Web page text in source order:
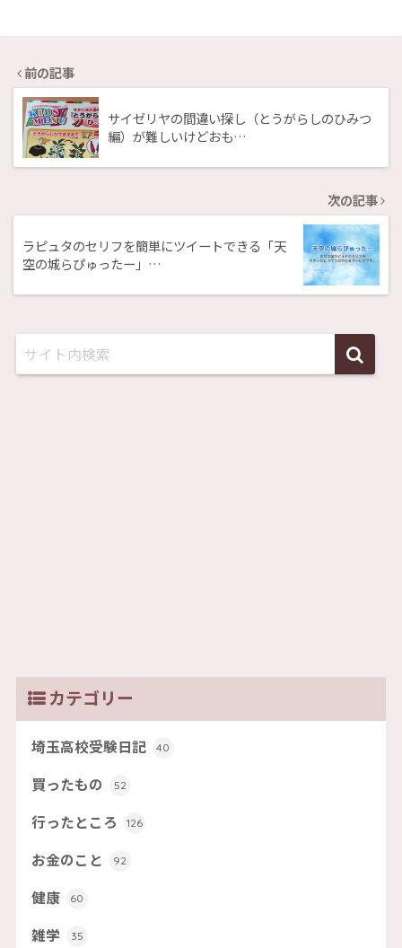
前の記事
サイゼリヤの間違い探し（とうがらしのひみつ
編）が難しいけどおも…
次の記事
ラピュタのセリフを簡単にツイートできる「天
空の城らぴゅったー」…
カテゴリー
埼玉高校受験日記 40
買ったもの 52
行ったところ 126
お金のこと 92
健康 60
雑学 35